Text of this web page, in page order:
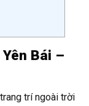
Bái –
trí ngoài trời